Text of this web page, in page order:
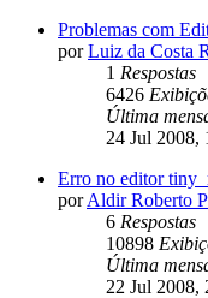
Problemas com
porLuiz da Costa
1 Respostas
6426
Última
24 Jul 2008,
Erro no editor
porAldir Roberto
6 Respostas
10898
Última
22 Jul 2008,